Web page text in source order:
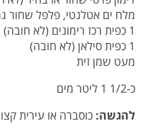
מלח ים אטלנטי, פלפל שחור
1 כפית רכז רימונים (לא חובה)
1 כפית סילאן (לא חובה)
מעט שמן זית
כ-1/2 1 ליטר מים
להגשה: כוסברה או עירית